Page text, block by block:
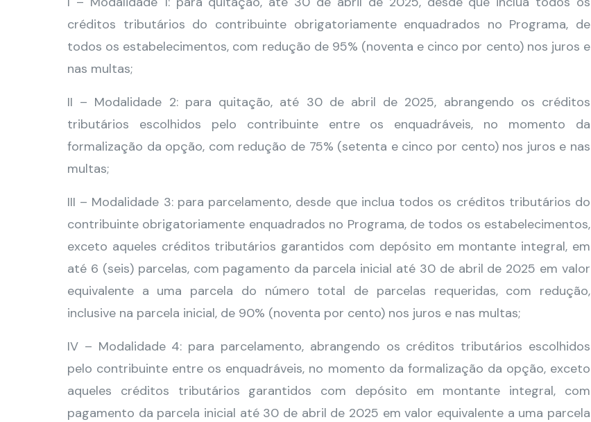
créditos tributários do contribuinte obrigatoriamente enquadrados no Programa, de
todos os estabelecimentos, com redução de 95% (noventa e cinco por cento) nos juros e
nas multas;
II – Modalidade 2: para quitação, até 30 de abril de 2025, abrangendo os créditos
tributários escolhidos pelo contribuinte entre os enquadráveis, no momento da
formalização da opção, com redução de 75% (setenta e cinco por cento) nos juros e nas
multas;
III – Modalidade 3: para parcelamento, desde que inclua todos os créditos tributários do
contribuinte obrigatoriamente enquadrados no Programa, de todos os estabelecimentos,
exceto aqueles créditos tributários garantidos com depósito em montante integral, em
até 6 (seis) parcelas, com pagamento da parcela inicial até 30 de abril de 2025 em valor
equivalente a uma parcela do número total de parcelas requeridas, com redução,
inclusive na parcela inicial, de 90% (noventa por cento) nos juros e nas multas;
IV – Modalidade 4: para parcelamento, abrangendo os créditos tributários escolhidos
pelo contribuinte entre os enquadráveis, no momento da formalização da opção, exceto
aqueles créditos tributários garantidos com depósito em montante integral, com
pagamento da parcela inicial até 30 de abril de 2025 em valor equivalente a uma parcela